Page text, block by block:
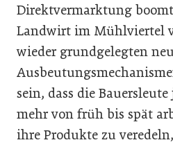
Direktvermarktung
Landwirt im Mühlviertel
wieder grundgelegten
sein, dass die
mehr von früh bis spät
ihre Produkte zu